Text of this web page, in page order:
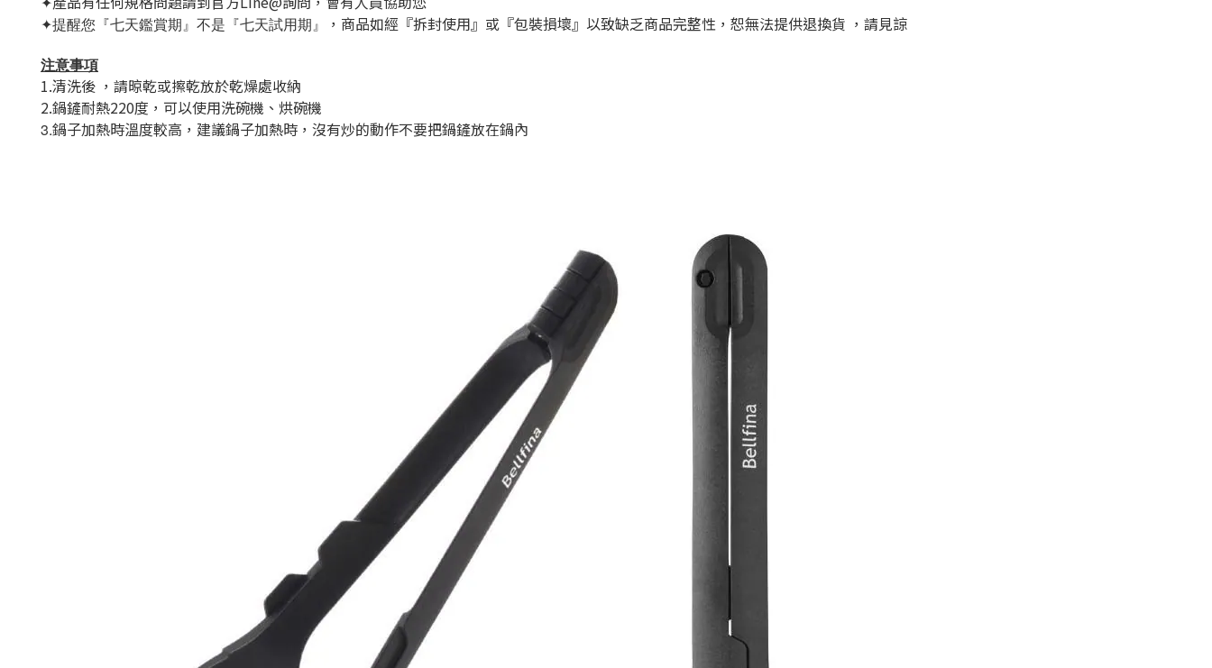
✦
✦提醒您『七天鑑賞期』不是『七天試用期』 ，商品如經『拆封使用』或『包裝損壞』以致缺乏商品完整性 ，恕無法提供退換貨 ，請見諒
注意事項
1.清洗後 ，請晾乾或擦乾放於乾燥處收納
2.鍋鏟耐熱220度，可以使用洗碗機、烘碗機
3.鍋子加熱時溫度較高，建議鍋子加熱時，沒有炒的動作不要把鍋鏟放在鍋內